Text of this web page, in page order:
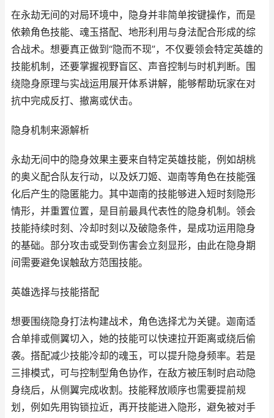
在永劫无间的对局环境中，隐身并非简单按键操作，而是
依赖角色技能、魂玉搭配、地形利用与身法配合形成的综
合战术。想要真正做到“隐而不现”，不仅要领会特定英雄的
技能机制，还要掌握视野盲区、声音控制与时机判断。围
绕隐身原理与实战运用展开体系讲解，能够帮助玩家在对
抗中完成反打、撤离或伏击。
隐身机制来源解析
永劫无间中的隐身效果主要来自特定英雄技能，例如胡桃
的奥义配合队友行动，以及妖刀姬、迦南等角色在技能强
化后产生的隐匿能力。其中迦南的技能够进入短时刻隐形
情形，并重置位置，是目前最具代表性的隐身机制。领会
技能持续时刻、冷却时刻以及破隐条件，是成功运用隐身
的基础。部分攻击或受到伤害会立刻显形，由此在隐身期
间需要避免误触敌方范围技能。
英雄选择与技能搭配
想要围绕隐身打法构建战术，角色选择尤为关键。迦南适
合单排或侧翼切入，她的技能可以快速拉开距离或绕后偷
袭。搭配减少技能冷却的魂玉，可以提升隐身频率。若是
三排模式，可与控制型角色协作，在敌方被压制时启动隐
身绕后，从侧翼完成收割。技能释放顺序也需要提前规
划，例如先用钩锁拉近，再开技能进入隐形，避免被对手